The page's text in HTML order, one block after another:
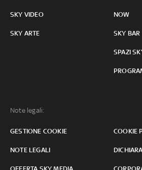
SKY VIDEO
SKY ARTE
NOW
SKY BAR
SPAZI
Note legali:
GESTIONE COOKIE COOKIE
NOTE LEGALI